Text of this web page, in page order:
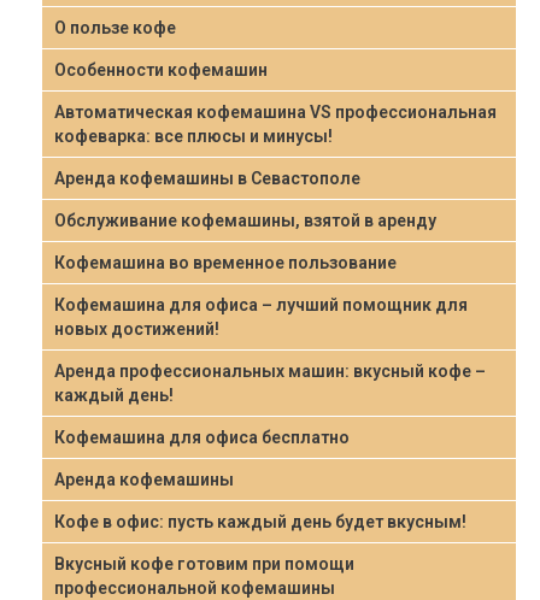
О пользе кофе
Особенности кофемашин
Автоматическая кофемашина VS профессиональная
кофеварка: все плюсы и минусы!
Аренда кофемашины в Севастополе
Обслуживание кофемашины, взятой в аренду
Кофемашина во временное пользование
Кофемашина для офиса – лучший помощник для
новых достижений!
Аренда профессиональных машин: вкусный кофе –
каждый день!
Кофемашина для офиса бесплатно
Аренда кофемашины
Кофе в офис: пусть каждый день будет вкусным!
Вкусный кофе готовим при помощи
профессиональной кофемашины